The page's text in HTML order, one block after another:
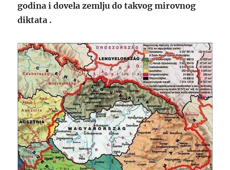
godina i dovela zemlju do takvog mirovnog
diktata .